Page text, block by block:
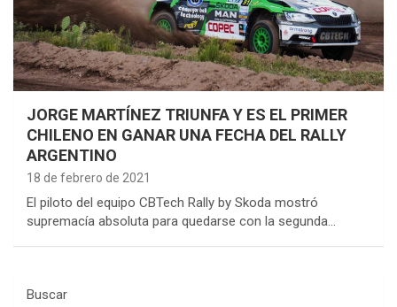
JORGE MARTÍNEZ TRIUNFA Y ES EL PRIMER
CHILENO EN GANAR UNA FECHA DEL RALLY
ARGENTINO
18 de febrero de 2021
El piloto del equipo CBTech Rally by Skoda mostró
supremacía absoluta para quedarse con la segunda…
Buscar